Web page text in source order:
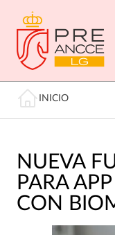
contenido
principal
Miga de pan
INICIO
NUEVA
PARA
CON